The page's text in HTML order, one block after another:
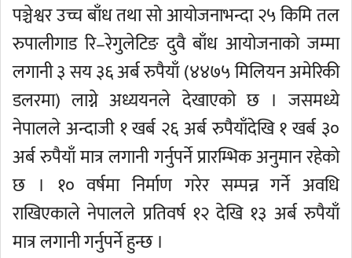
पञ्चेश्वर उच्च बाँध तथा सो आयोजनाभन्दा २५ किमि तल
रुपालीगाड रि–रेगुलेटिङ दुवै बाँध आयोजनाको जम्मा
लगानी ३ सय ३६ अर्ब रुपैयाँ (४४७५ मिलियन अमेरिकी
डलरमा) लाग्ने अध्ययनले देखाएको छ । जसमध्ये
नेपालले अन्दाजी १ खर्ब २६ अर्ब रुपैयाँदेखि १ खर्ब ३०
अर्ब रुपैयाँ मात्र लगानी गर्नुपर्ने प्रारम्भिक अनुमान रहेको
छ । १० वर्षमा निर्माण गरेर सम्पन्न गर्ने अवधि
राखिएकाले नेपालले प्रतिवर्ष १२ देखि १३ अर्ब रुपैयाँ
मात्र लगानी गर्नुपर्ने हुन्छ ।